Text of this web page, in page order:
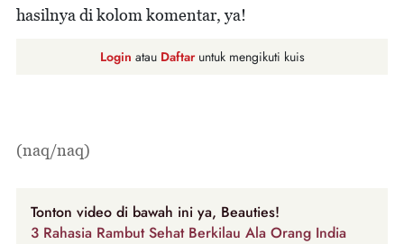
hasilnya di kolom komentar, ya!
Login atau Daftaruntuk mengikuti kuis
(naq/naq)
Tonton video di bawah ini ya, Beauties!
3 Rahasia Rambut Sehat Berkilau Ala Orang India